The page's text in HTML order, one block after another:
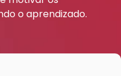
o aprendizado.